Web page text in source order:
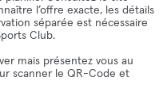
l’offre exacte, les détails
séparée est nécessaire
Club.
mais présentez vous au
scanner le QR-Code et